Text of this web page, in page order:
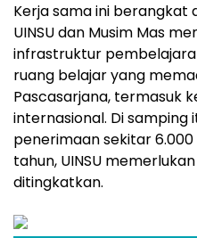
Kerja sama ini
UINSU dan Musim Mas
infrastruktur
ruang belajar yang
Pascasarjana, termasuk
internasional. Di samping
penerimaan sekitar
tahun, UINSU
ditingkatkan.